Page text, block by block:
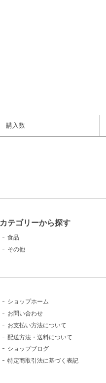
購入数
カテゴリーから探す
食品
その他
ショップホーム
お問い合わせ
お支払い方法について
配送方法・送料について
ショップブログ
特定商取引法に基づく表記